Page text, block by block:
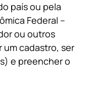
país ou pela
Federal –
ou outros
um cadastro, ser
e preencher o